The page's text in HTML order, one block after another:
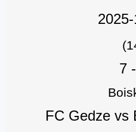
7 -
FC Gedze vs